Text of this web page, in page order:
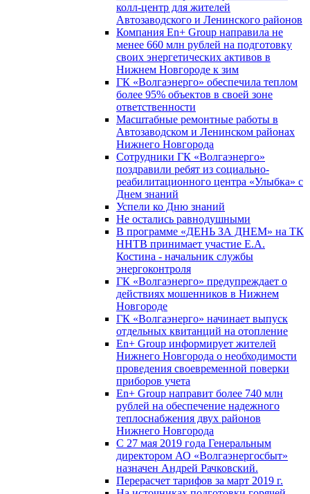
колл-центр для жителей
Автозаводского и Ленинского районов
Компания En+ Group направила не
менее 660 млн рублей на подготовку
своих энергетических активов в
Нижнем Новгороде к зим
ГК «Волгаэнерго» обеспечила теплом
более 95% объектов в своей зоне
ответственности
Масштабные ремонтные работы в
Автозаводском и Ленинском районах
Нижнего Новгорода
Сотрудники ГК «Волгаэнерго»
поздравили ребят из социально-
реабилитационного центра «Улыбка» с
Днем знаний
Успели ко Дню знаний
Не остались равнодушными
В программе «ДЕНЬ ЗА ДНЕМ» на ТК
ННТВ принимает участие Е.А.
Костина - начальник службы
энергоконтроля
ГК «Волгаэнерго» предупреждает о
действиях мошенников в Нижнем
Новгороде
ГК «Волгаэнерго» начинает выпуск
отдельных квитанций на отопление
En+ Group информирует жителей
Нижнего Новгорода о необходимости
проведения своевременной поверки
приборов учета
En+ Group направит более 740 млн
рублей на обеспечение надежного
теплоснабжения двух районов
Нижнего Новгорода
С 27 мая 2019 года Генеральным
директором АО «Волгаэнергосбыт»
назначен Андрей Рачковский.
Перерасчет тарифов за март 2019 г.